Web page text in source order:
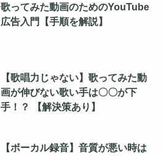
歌ってみた動画のためのYouTube
広告入門【手順を解説】
【歌唱力じゃない】歌ってみた動
画が伸びない歌い手は〇〇が下
手！？ 【解決策あり】
【ボーカル録音】音質が悪い時は